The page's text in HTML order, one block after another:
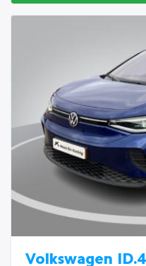
Volkswagen ID.4